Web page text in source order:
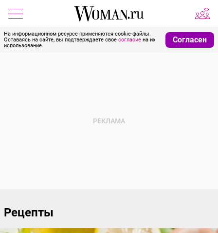
На информационном ресурсе применяются cookie-файлы.
Оставаясь на сайте, вы подтверждаете свое согласие на их
использование.
Согласен
Рецепты